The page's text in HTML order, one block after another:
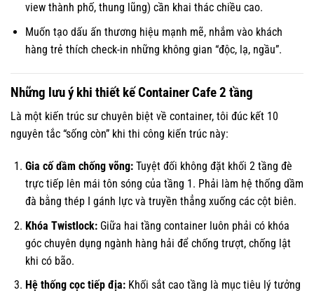
view thành phố, thung lũng) cần khai thác chiều cao.
Muốn tạo dấu ấn thương hiệu mạnh mẽ, nhắm vào khách
hàng trẻ thích check-in những không gian “độc, lạ, ngầu”.
Những lưu ý khi thiết kế Container Cafe 2 tầng
Là một kiến trúc sư chuyên biệt về container, tôi đúc kết 10
nguyên tắc “sống còn” khi thi công kiến trúc này:
Gia cố dầm chống võng:Tuyệt đối không đặt khối 2 tầng đè
trực tiếp lên mái tôn sóng của tầng 1. Phải làm hệ thống dầm
đà bằng thép I gánh lực và truyền thẳng xuống các cột biên.
Khóa Twistlock:Giữa hai tầng container luôn phải có khóa
góc chuyên dụng ngành hàng hải để chống trượt, chống lật
khi có bão.
Hệ thống cọc tiếp địa:Khối sắt cao tầng là mục tiêu lý tưởng